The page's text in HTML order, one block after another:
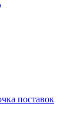
поставок